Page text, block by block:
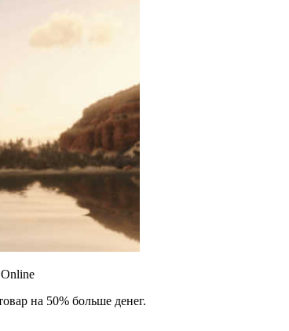
на 50% больше денег.